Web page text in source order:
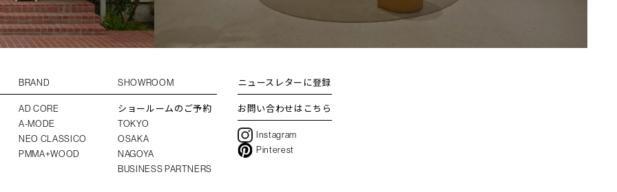
BRAND
AD CORE
A-MODE
NEO CLASSICO
PMMA+WOOD
SHOWROOM
ショールームのご予約
TOKYO
OSAKA
NAGOYA
BUSINESS PARTNERS
ニュースレターに登録
お問い合わせはこちら
Instagram
Pinterest